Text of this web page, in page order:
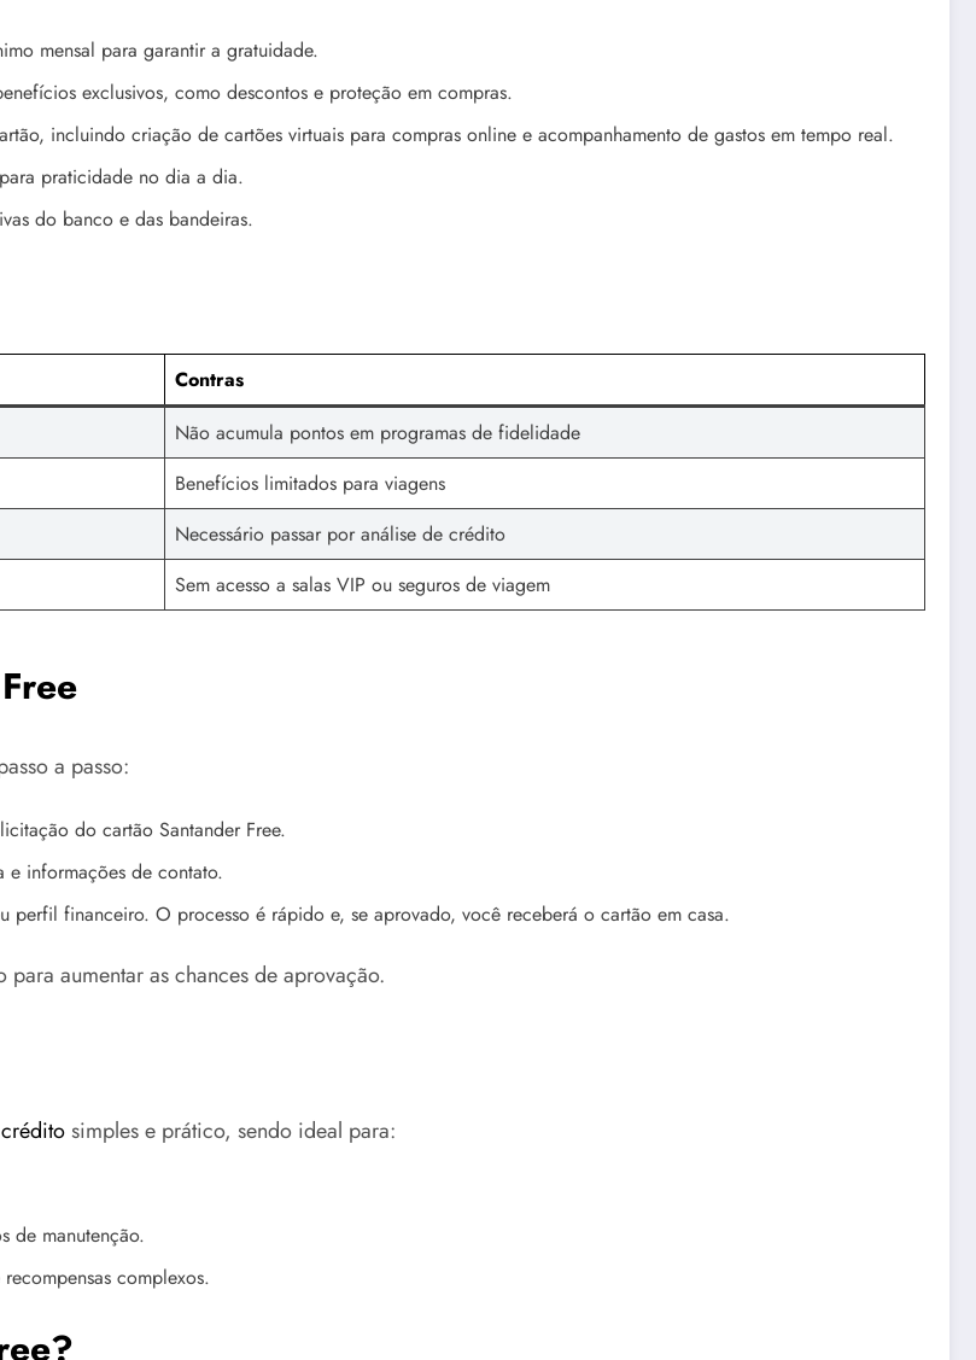
mensal para garantir a gratuidade.
exclusivos, como descontos e proteção em compras.
incluindo criação de cartões virtuais para compras online e acompanhamento de gastos em tempo real.
praticidade no dia a dia.
do banco e das bandeiras.
Contras
Não acumula pontos em programas de fidelidade
Benefícios limitados para viagens
Necessário passar por análise de crédito
Sem acesso a salas VIP ou seguros de viagem
a passo:
do cartão Santander Free.
e informações de contato.
perfil financeiro. O processo é rápido e, se aprovado, você receberá o cartão em casa.
aumentar as chances de aprovação.
simples e prático, sendo ideal para:
de manutenção.
complexos.